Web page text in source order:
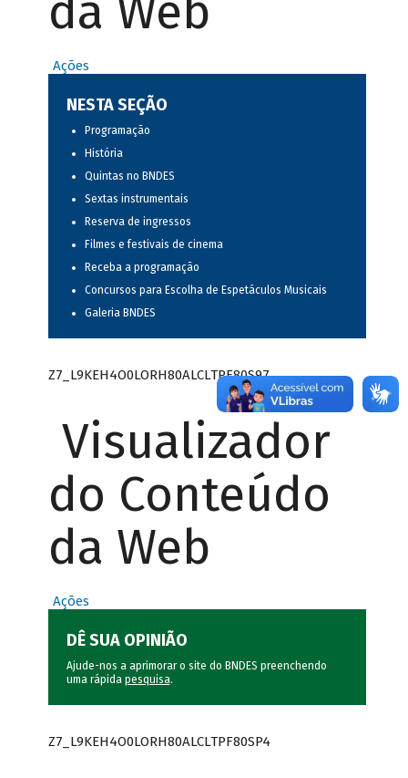
da Web
Ações
NESTA SEÇÃO
Programação
História
Quintas no BNDES
Sextas instrumentais
Reserva de ingressos
Filmes e festivais de cinema
Receba a programação
Concursos para Escolha de Espetáculos Musicais
Galeria BNDES
Z7_L9KEH4O0LORH80ALCLTPF80S97
Visualizador
do Conteúdo
da Web
Ações
DÊ SUA OPINIÃO
Ajude-nos a aprimorar o site do BNDES preenchendo
uma rápida pesquisa.
Z7_L9KEH4O0LORH80ALCLTPF80SP4